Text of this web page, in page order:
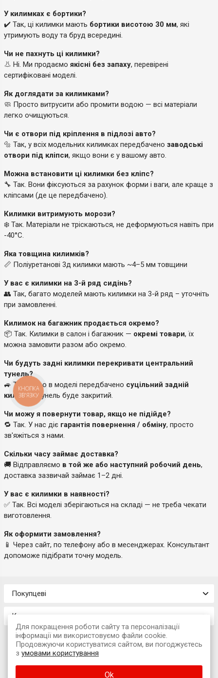
У килимках є бортики?
✔️ Так, ці килимки мають бортики висотою 30 мм, які
утримують воду та бруд всередині.
Чи не пахнуть ці килимки?
👃 Ні. Ми продаємо якісні без запаху, перевірені
сертифіковані моделі.
Як доглядати за килимками?
🧼 Просто витрусити або промити водою — всі матеріали
легко очищуються.
Чи є отвори під кріплення в підлозі авто?
🔩 Так, у всіх модельних килимках передбачено заводські
отвори під кліпси, якщо вони є у вашому авто.
Можна встановити ці килимки без кліпс?
🔧 Так. Вони фіксуються за рахунок форми і ваги, але краще з
кліпсами (де це передбачено).
Килимки витримують морози?
❄️ Так. Матеріали не тріскаються, не деформуються навіть при
-40°C.
Яка товщина килимків?
📏 Поліуретанові 3д килимки мають ~4–5 мм товщини
У вас є килимки на 3-й ряд сидінь?
👥 Так, багато моделей мають килимки на 3-й ряд – уточніть
при замовленні.
Килимок на багажник продається окремо?
📦 Так. Килимки в салон і багажник — окремі товари, їх
можна замовити разом або окремо.
Чи будуть задні килимки перекривати центральний
тунель?
🚙 Так, якщо в моделі передбачено суцільний задній
килимок, тунель буде закритий.
Чи можу я повернути товар, якщо не підійде?
🔁 Так. У нас діє гарантія повернення / обміну, просто
зв'яжіться з нами.
Скільки часу займає доставка?
🚚 Відправляємо в той же або наступний робочий день,
доставка зазвичай займає 1–2 дні.
У вас є килимки в наявності?
✅ Так. Всі моделі зберігаються на складі — не треба чекати
виготовлення.
Як оформити замовлення?
📱 Через сайт, по телефону або в месенджерах. Консультант
допоможе підібрати точну модель.
Покупцеві
Контакти
© 2026 Інтернет-магазин «Avtokompleks»
Для покращення роботи сайту та персоналізації
інформації ми використовуємо файли cookie.
Продовжуючи користуватися сайтом, ви погоджуєтесь
з умовами користування
Ok
КНОПКА
ЗВ'ЯЗКУ